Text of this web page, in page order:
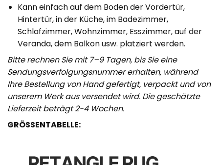
Kann einfach auf dem Boden der Vordertür,
Hintertür, in der Küche, im Badezimmer,
Schlafzimmer, Wohnzimmer, Esszimmer, auf der
Veranda, dem Balkon usw. platziert werden.
Bitte rechnen Sie mit 7–9 Tagen, bis Sie eine
Sendungsverfolgungsnummer erhalten, während
Ihre Bestellung von Hand gefertigt, verpackt und von
unserem Werk aus versendet wird. Die geschätzte
Lieferzeit beträgt 2-4 Wochen.
GRÖSSENTABELLE: